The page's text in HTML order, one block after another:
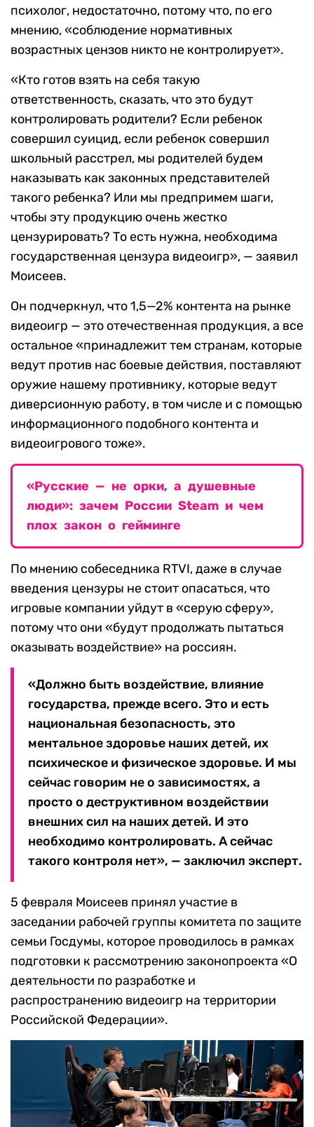
психолог, недостаточно, потому что, по его
мнению, «соблюдение нормативных
возрастных цензов никто не контролирует».
«Кто готов взять на себя такую
ответственность, сказать, что это будут
контролировать родители? Если ребенок
совершил суицид, если ребенок совершил
школьный расстрел, мы родителей будем
наказывать как законных представителей
такого ребенка? Или мы предпримем шаги,
чтобы эту продукцию очень жестко
цензурировать? То есть нужна, необходима
государственная цензура видеоигр», — заявил
Моисеев.
Он подчеркнул, что 1,5—2% контента на рынке
видеоигр — это отечественная продукция, а все
остальное «принадлежит тем странам, которые
ведут против нас боевые действия, поставляют
оружие нашему противнику, которые ведут
диверсионную работу, в том числе и с помощью
информационного подобного контента и
видеоигрового тоже».
«Русские — не орки, а душевные
люди»: зачем России Steam и чем
плох закон о гейминге
По мнению собеседника RTVI, даже в случае
введения цензуры не стоит опасаться, что
игровые компании уйдут в «серую сферу»,
потому что они «будут продолжать пытаться
оказывать воздействие» на россиян.
«Должно быть воздействие, влияние
государства, прежде всего. Это и есть
национальная безопасность, это
ментальное здоровье наших детей, их
психическое и физическое здоровье. И мы
сейчас говорим не о зависимостях, а
просто о деструктивном воздействии
внешних сил на наших детей. И это
необходимо контролировать. А сейчас
такого контроля нет», — заключил эксперт.
5 февраля Моисеев принял участие в
заседании рабочей группы комитета по защите
семьи Госдумы, которое проводилось в рамках
подготовки к рассмотрению законопроекта «О
деятельности по разработке и
распространению видеоигр на территории
Российской Федерации».